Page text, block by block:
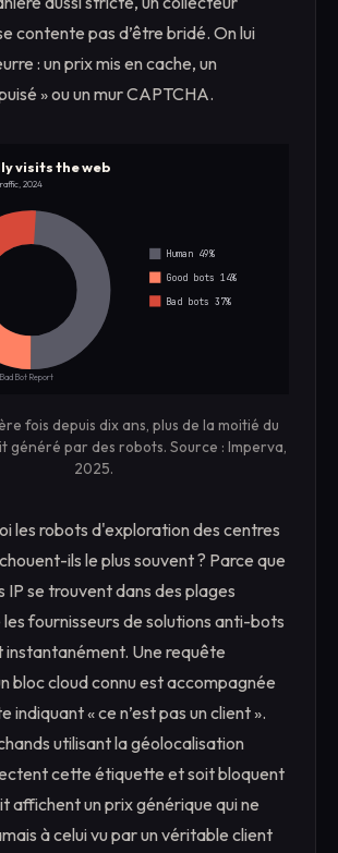
contente pas d’être bridé. On lui
: un prix mis en cache, un
» ou un mur CAPTCHA.
visits the web
2024
Human 49%
Good bots 14%
Bad bots 37%
Bot Report
fois depuis dix ans, plus de la moitié du
généré par des robots. Source : Imperva,
2025.
les robots d'exploration des centres
ils le plus souvent ? Parce que
IP se trouvent dans des plages
les fournisseurs de solutions anti-bots
instantanément. Une requête
bloc cloud connu est accompagnée
indiquant « ce n’est pas un client ».
utilisant la géolocalisation
cette étiquette et soit bloquent
affichent un prix générique qui ne
à celui vu par un véritable client